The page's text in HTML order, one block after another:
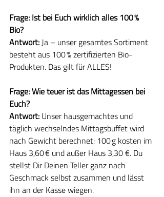
Frage: Ist bei Euch wirklich alles 100 %
Bio?
Antwort: Ja – unser gesamtes Sortiment
besteht aus 100 % zertifizierten Bio-
Produkten. Das gilt für ALLES!
Frage: Wie teuer ist das Mittagessen bei
Euch?
Antwort: Unser hausgemachtes und
täglich wechselndes Mittagsbuffet wird
nach Gewicht berechnet: 100 g kosten im
Haus 3,60 € und außer Haus 3,30 €. Du
stellst Dir Deinen Teller ganz nach
Geschmack selbst zusammen und lässt
ihn an der Kasse wiegen.